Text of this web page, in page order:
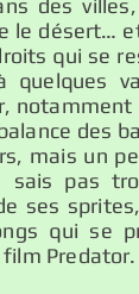
des
le désert…
qui se
notamment
des
mais un
sais pas
ses
qui se
Predator.